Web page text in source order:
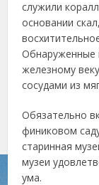
служили
основании
Обнаруженные
железному
сосудами из
Обязательно
финиковом
старинная
музеи
ума.